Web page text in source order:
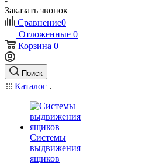
Заказать звонок
Сравнение0
Отложенные 0
Корзина 0
Поиск
Каталог
Системы
выдвижения
ящиков